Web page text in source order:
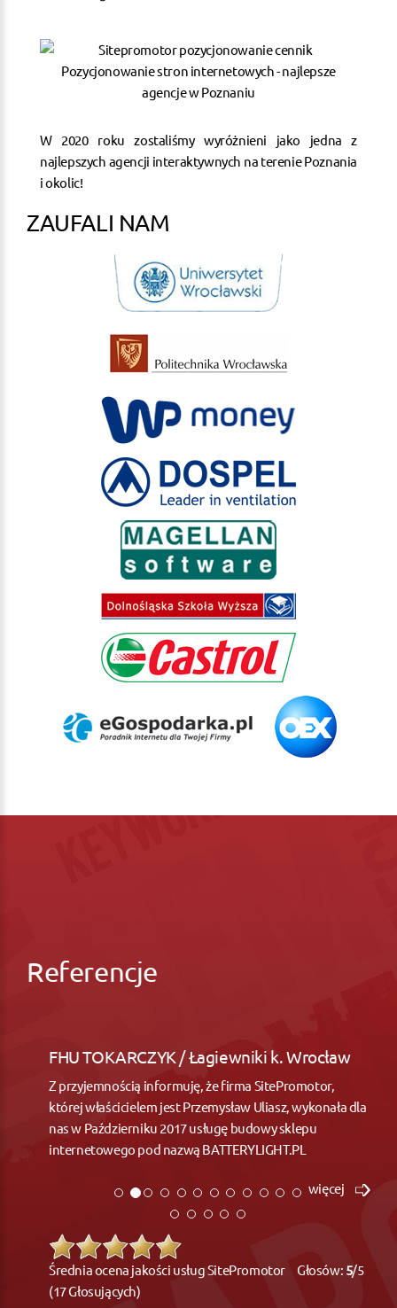
W 2020 roku zostaliśmy wyróżnieni jako jedna z
najlepszych agencji interaktywnych na terenie Poznania
i okolic!
ZAUFALI NAM
Referencje
FHU TOKARCZYK / Łagiewniki k. Wrocław
Z przyjemnością informuję, że firma SitePromotor,
której właścicielem jest Przemysław Uliasz, wykonała dla
nas w Październiku 2017 usługę budowy sklepu
internetowego pod nazwą BATTERYLIGHT.PL
więcej
Średnia ocena jakości usług SitePromotor Głosów: 5/5
(17 Głosujących)